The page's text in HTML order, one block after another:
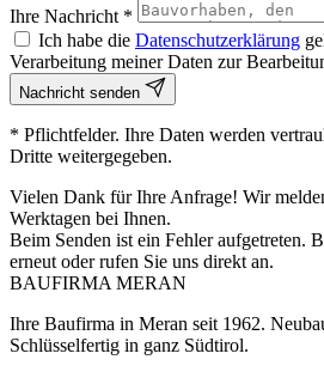
Ihre Nachricht *
Ich habe die Datenschutzerklärung
Verarbeitung meiner Daten zur
Nachricht senden
* Pflichtfelder. Ihre Daten werden
Dritte weitergegeben.
Vielen Dank für Ihre Anfrage! Wir
Werktagen bei Ihnen.
Beim Senden ist ein Fehler aufgetreten.
erneut oder rufen Sie uns direkt an.
BAUFIRMA MERAN
Ihre Baufirma in Meran seit 1962.
Schlüsselfertig in ganz Südtirol.